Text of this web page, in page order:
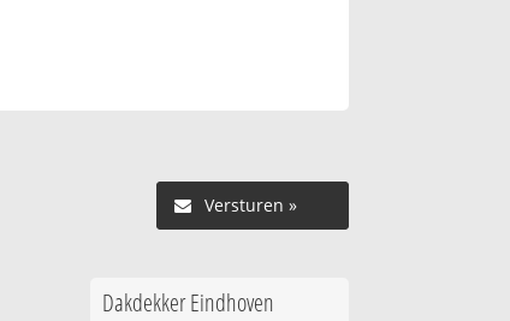
Versturen »
Dakdekker Eindhoven